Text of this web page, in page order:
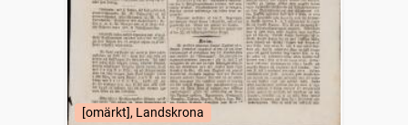
[omärkt], Landskrona